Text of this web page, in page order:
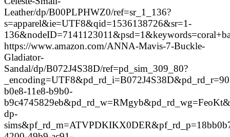
Leather/dp/B00PLPHWZ0/ref=sr_1_136?
s=apparel&ie=UTF8&qid=1536138726&sr=1-
https://www.amazon.com/ANNA-Mavis-7-Buckle-
Gladiator-
Sandal/dp/B072J4S38D/ref=pd_sim_309_80?
b0e8-11e8-b9b0-
dp-